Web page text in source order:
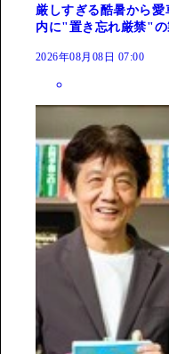
厳しすぎる酷暑から
内に"置き忘れ厳禁"の
2026年08月08日 07:00